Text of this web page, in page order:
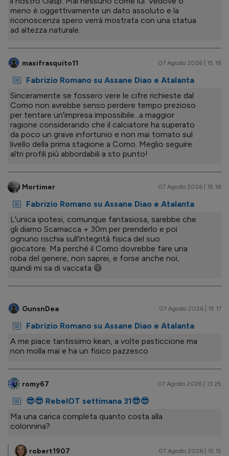
meno è oggettivamente un dato assoluto e la
riconoscenza spero verrà mostrata con una statua
ad altezza naturale.
maxifrasquito11 07 Agosto 2026 | 15.18
Fabrizio Romano su Assane Diao e Atalanta
Sinceramente se fossero vere le cifre richieste dal
Como non avrebbe senso perdere tempo prezioso
per tentare un'impresa impossibile...a maggior
ragione considerando che il calciatore ha superato
da poco un grave infortunio e non mai tornato sul
livello della prima stagione a Como. Meglio seguire
altri profili più abbordabili a sto punto!
Mortimer 07 Agosto 2026 | 15.18
Fabrizio Romano su Assane Diao e Atalanta
L'unica ipotesi, comunque fantasiosa, sarebbe che
gli diamo Scamacca + 30m per prenderlo e poi
ognuno rischia sull'integrità fisica del suo
giocatore. Ma perché il Como dovrebbe fare una
roba del genere, non saprei, e forse anche noi,
quindi mi sa di vaccata 😄
GunsnDea 07 Agosto 2026 | 15.17
Fabrizio Romano su Assane Diao e Atalanta
A me piace tantissimo kean, a volte pasticcione ma
non molla mai e ha un fisico pazzesco
romy67 07 Agosto 2026 | 13.25
😎😎 RebelOT settimana 31😎😎
Ma una carica completa quanto costa alla
colonnina?
robert1907 07 Agosto 2026 | 15.15